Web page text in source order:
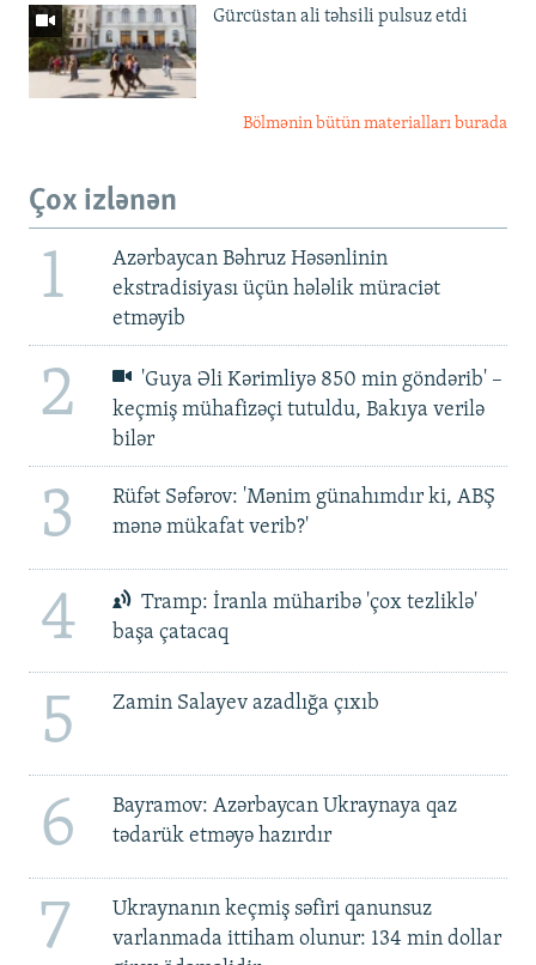
Gürcüstan ali təhsili pulsuz etdi
Bölmənin bütün materialları burada
Çox izlənən
1
Azərbaycan Bəhruz Həsənlinin
ekstradisiyası üçün hələlik müraciət
etməyib
2
'Guya Əli Kərimliyə 850 min göndərib' –
keçmiş mühafizəçi tutuldu, Bakıya verilə
bilər
3
Rüfət Səfərov: 'Mənim günahımdır ki, ABŞ
mənə mükafat verib?'
4
Tramp: İranla müharibə 'çox tezliklə'
başa çatacaq
5 Zamin Salayev azadlığa çıxıb
6
Bayramov: Azərbaycan Ukraynaya qaz
tədarük etməyə hazırdır
7
Ukraynanın keçmiş səfiri qanunsuz
varlanmada ittiham olunur: 134 min dollar